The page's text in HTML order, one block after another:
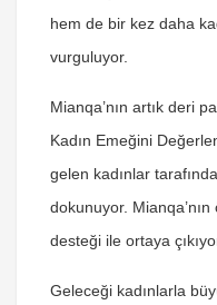
hem de bir kez daha
vurguluyor.
Mianqa’nın artık deri
Kadın Emeğini
gelen kadınlar
dokunuyor. Mianqa’nın
desteği ile ortaya
Geleceği kadınlarla